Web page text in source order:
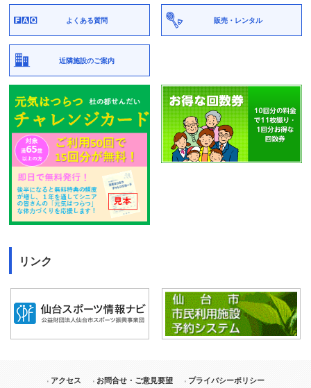
よくある質問 販売・レンタル
近隣施設のご案内
リンク
アクセス お問合せ・ご意見要望 プライバシーポリシー